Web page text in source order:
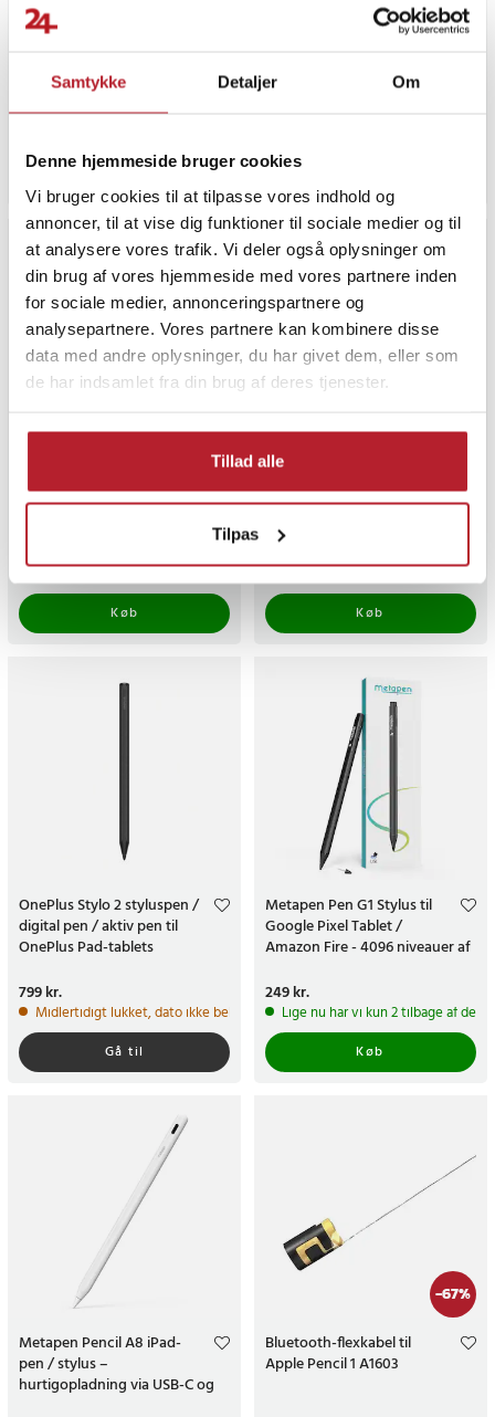
Samtykke Detaljer Om
Denne hjemmeside bruger cookies
Vi bruger cookies til at tilpasse vores indhold og
annoncer, til at vise dig funktioner til sociale medier og til
at analysere vores trafik. Vi deler også oplysninger om
din brug af vores hjemmeside med vores partnere inden
for sociale medier, annonceringspartnere og
analysepartnere. Vores partnere kan kombinere disse
data med andre oplysninger, du har givet dem, eller som
de har indsamlet fra din brug af deres tjenester.
Tillad alle
Tilpas
THALIA tolino stylus Pen
Pris:699 kr.
699 kr.
4smarts Aktiv stylus Pencil
hvid
Køb
4smarts stylus 2in1 pen sort
Varen er på fjernlager, forventes
Køb
OnePlus Stylo 2 styluspen /
digital pen / aktiv pen til
OnePlus Pad-tablets
Pris:799 kr.
799 kr.
Midlertidigt lukket, dato ikke bekræftet
Gå til
Metapen Pen G1 Stylus til
Google Pixel Tablet /
Amazon Fire - 4096 niveauer af
Pris:249 kr.
249 kr.
Lige nu har vi kun 2 tilbage af
Køb
Metapen Pencil A8 iPad-
pen / stylus –
hurtigopladning via USB-C og
-67%
Bluetooth-flexkabel til
Apple Pencil 1 A1603